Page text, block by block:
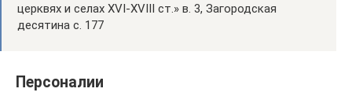
церквях и селах XVI-XVIII ст.» в. 3, Загородская
десятина с. 177
Персоналии